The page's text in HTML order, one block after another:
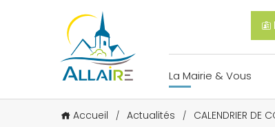
La Mairie & Vous
Accueil / Actualités / CALENDRIER DE